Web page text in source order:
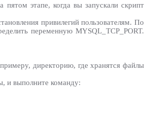
этапе, когда вы запускали скрипт
привилегий пользователям. По
переменную MYSQL_TCP_PORT.
директорию, где хранятся файлы
и выполните команду: